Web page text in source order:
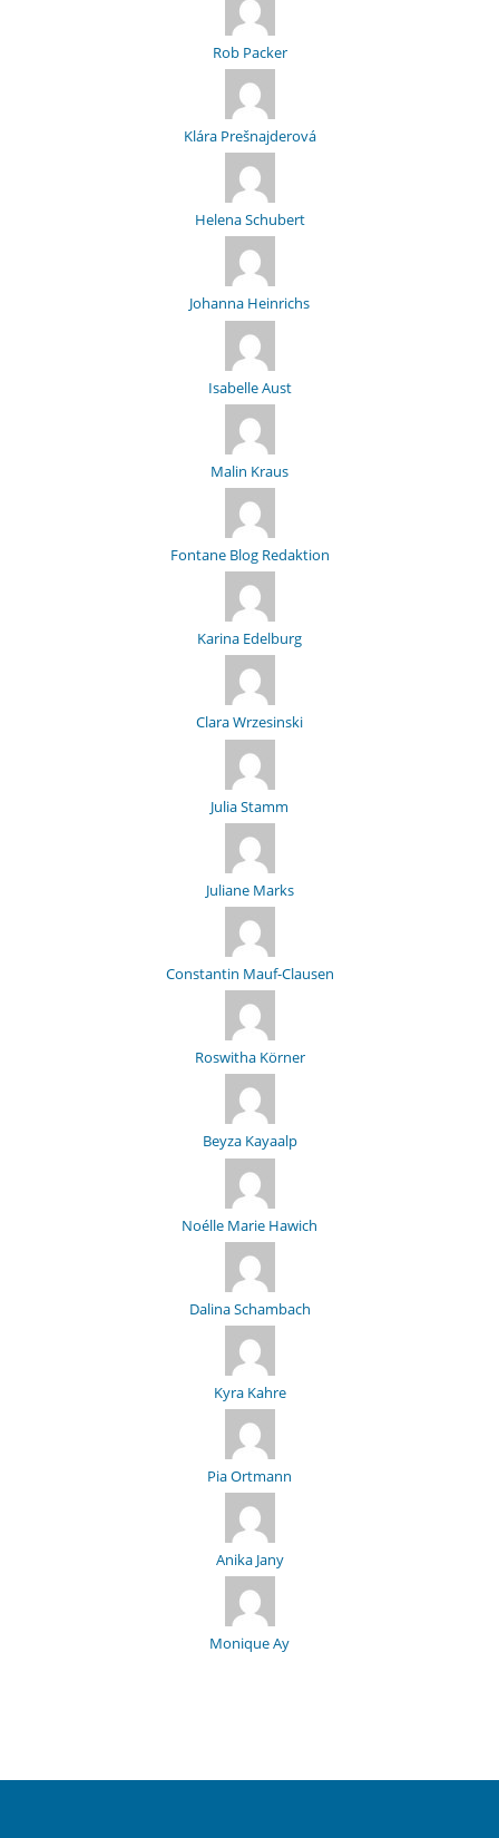
Rob Packer
Klára Prešnajderová
Helena Schubert
Johanna Heinrichs
Isabelle Aust
Malin Kraus
Fontane Blog Redaktion
Karina Edelburg
Clara Wrzesinski
Julia Stamm
Juliane Marks
Constantin Mauf-Clausen
Roswitha Körner
Beyza Kayaalp
Noélle Marie Hawich
Dalina Schambach
Kyra Kahre
Pia Ortmann
Anika Jany
Monique Ay